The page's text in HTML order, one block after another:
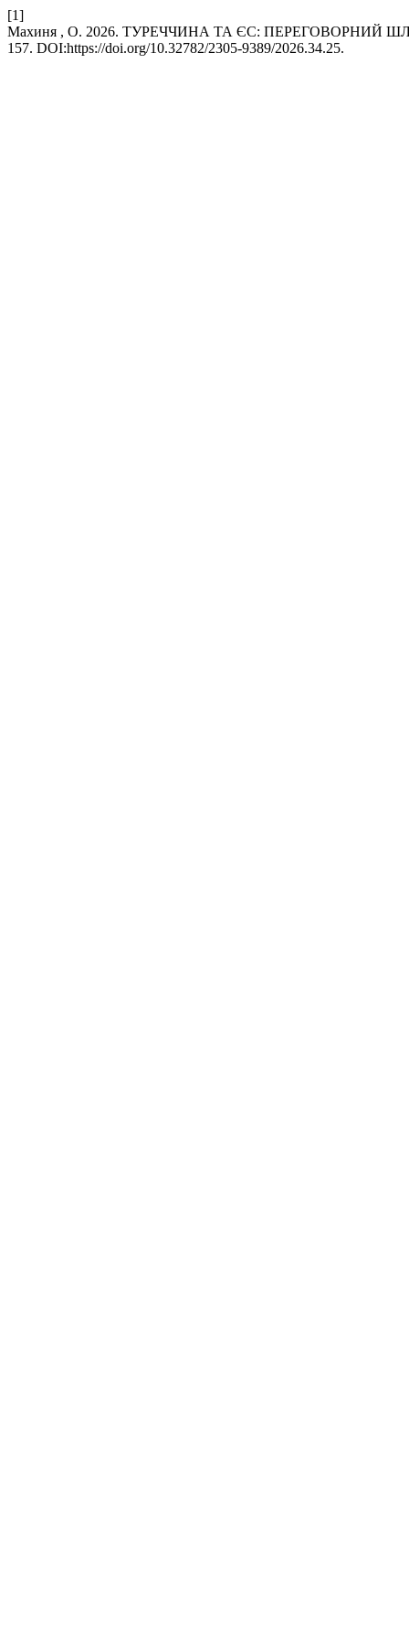
[1]
Махиня , О. 2026. ТУРЕЧЧИНА ТА ЄС: ПЕРЕГОВОРНИЙ
157. DOI:https://doi.org/10.32782/2305-9389/2026.34.25.